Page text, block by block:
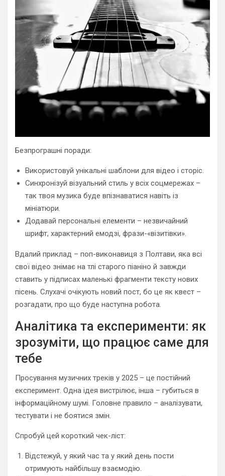
Безпрограшні поради:
Використовуй унікальні шаблони для відео і сторіс.
Синхронізуй візуальний стиль у всіх соцмережах –
так твоя музика буде впізнаватися навіть із
мініатюри.
Додавай персональні елементи – незвичайний
шрифт, характерний емодзі, фрази-«візитівки».
Вдалий приклад – поп-виконавиця з Полтави, яка всі
свої відео знімає на тлі старого піаніно й завжди
ставить у підписах маленькі фрагменти тексту нових
пісень. Слухачі очікують новий пост, бо це як квест –
розгадати, про що буде наступна робота.
Аналітика та експерименти: як
зрозуміти, що працює саме для
тебе
Просування музичних треків у 2025 – це постійний
експеримент. Одна ідея вистрілює, інша – губиться в
інформаційному шумі. Головне правило – аналізувати,
тестувати і не боятися змін.
Спробуй цей короткий чек-ліст:
Відстежуй, у який час та у який день пости
отримують найбільшу взаємодію.